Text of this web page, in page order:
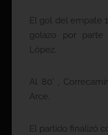
El gol del empate
golazo por parte
López.
Al 80’ ,
Arce.
El partido finalizó